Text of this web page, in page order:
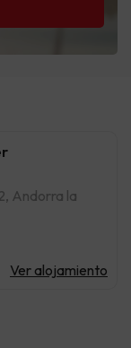
Andorra la
Ver alojamiento